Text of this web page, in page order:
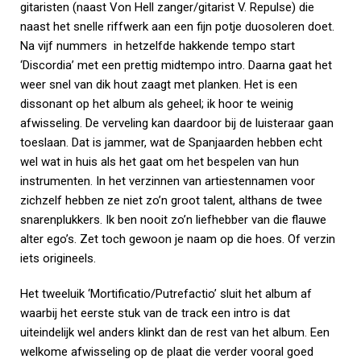
gitaristen (naast Von Hell zanger/gitarist V. Repulse) die
naast het snelle riffwerk aan een fijn potje duosoleren doet.
Na vijf nummers in hetzelfde hakkende tempo start
‘Discordia’ met een prettig midtempo intro. Daarna gaat het
weer snel van dik hout zaagt met planken. Het is een
dissonant op het album als geheel; ik hoor te weinig
afwisseling. De verveling kan daardoor bij de luisteraar gaan
toeslaan. Dat is jammer, wat de Spanjaarden hebben echt
wel wat in huis als het gaat om het bespelen van hun
instrumenten. In het verzinnen van artiestennamen voor
zichzelf hebben ze niet zo’n groot talent, althans de twee
snarenplukkers. Ik ben nooit zo’n liefhebber van die flauwe
alter ego’s. Zet toch gewoon je naam op die hoes. Of verzin
iets origineels.
Het tweeluik ‘Mortificatio/Putrefactio’ sluit het album af
waarbij het eerste stuk van de track een intro is dat
uiteindelijk wel anders klinkt dan de rest van het album. Een
welkome afwisseling op de plaat die verder vooral goed